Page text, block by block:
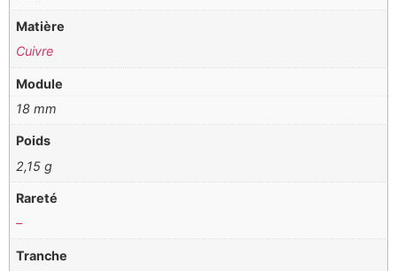
Matière
Cuivre
Module
18 mm
Poids
2,15 g
Rareté
–
Tranche